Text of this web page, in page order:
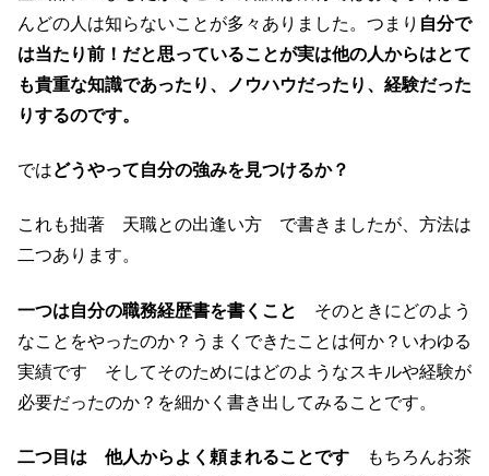
んどの人は知らないことが多々ありました。つまり 自分で
は当たり前！だと思っていることが実は他の人からはとて
も貴重な知識であったり、ノウハウだったり、経験だった
りするのです。
ではどうやって自分の強みを見つけるか？
これも拙著 天職との出逢い方 で書きましたが、方法は
二つあります。
一つは自分の職務経歴書を書くこと
そのときにどのよう
なことをやったのか？うまくできたことは何か？いわゆる
実績です そしてそのためにはどのようなスキルや経験が
必要だったのか？を細かく書き出してみることです。
二つ目は 他人からよく頼まれることです もちろんお茶